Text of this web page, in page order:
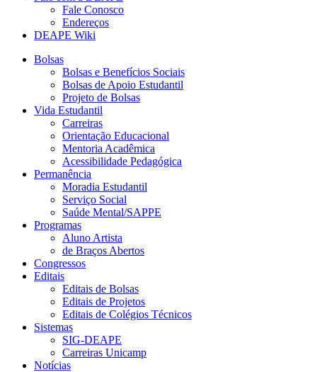
Fale Conosco
Endereços
DEAPE Wiki
Bolsas
Bolsas e Benefícios Sociais
Bolsas de Apoio Estudantil
Projeto de Bolsas
Vida Estudantil
Carreiras
Orientação Educacional
Mentoria Acadêmica
Acessibilidade Pedagógica
Permanência
Moradia Estudantil
Serviço Social
Saúde Mental/SAPPE
Programas
Aluno Artista
de Braços Abertos
Congressos
Editais
Editais de Bolsas
Editais de Projetos
Editais de Colégios Técnicos
Sistemas
SIG-DEAPE
Carreiras Unicamp
Notícias